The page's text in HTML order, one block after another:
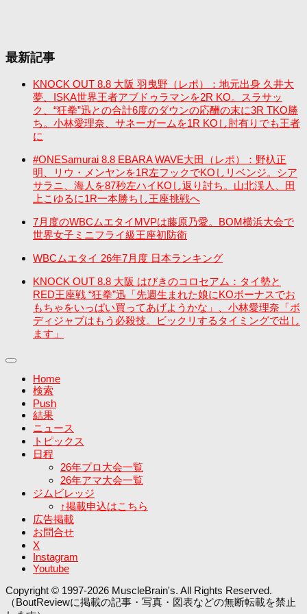
最新記事
KNOCK OUT 8.8 大阪 羽曳野（レポ）：地元出身 久井大
夢、ISKA世界王者アブドゥラマンを2R KO。スラサッ
ク、“狂拳”迅との合計6度のダウンの応酬の末に3R TKO勝
ち。小林愛理奈、サネーガームを1R KOし肘有りでも王者
に
#ONESamurai 8.8 EBARA WAVE大田（レポ）：野杁正
明、リウ・メンヤンを1R左フックでKOしリベンジ。シア
サラニ、海人を87秒左ハイKOし返り討ち。山北渓人、田
上こゆるに1R一本勝ちし王座挑戦へ
7月度のWBCムエタイMVPは藤原乃愛。BOM横浜大会で
世界女子ミニフライ級王座初防衛
WBCムエタイ 26年7月度 日本ランキング
KNOCK OUT 8.8 大阪 はびきのコロセアム：タイ勢と
RED王座戦 “狂拳”迅「先週生まれた娘にKOボーナスでお
もちゃをいっぱい買ってあげようかな」、小林愛理奈「ボ
ディジャブはもう必殺技。ビックリするタイミングで出し
ます」
Home
検索
Push
結果
ニュース
トピックス
日程
26年プロ大会一覧
26年アマ大会一覧
ジムビレッジ
↑掲載申込はこちら
広告掲載
お問合せ
X
Instagram
Youtube
Copyright © 1997-2026 MuscleBrain's. All Rights Reserved.
（BoutReviewに掲載の記事・写真・図表などの無断転載を禁止